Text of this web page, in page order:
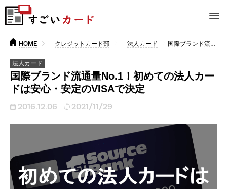
HOME クレジットカード部 法人カード 国際ブランド流通量No.1！初めての法人カードは安心・安定のVISAで決定
法人カード
国際ブランド流通量No.1！初めての法人カー
ドは安心・安定のVISAで決定
2016.12.06 2021/11/29